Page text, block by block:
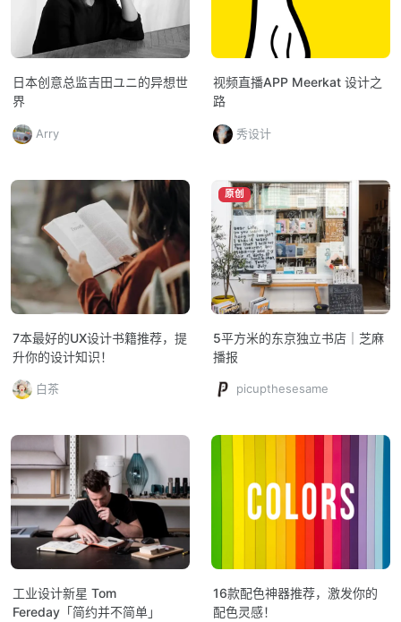
日本创意总监吉田ユニ的异想世
界
Arry
视频直播APP Meerkat 设计之
路
秀设计
7本最好的UX设计书籍推荐，提
升你的设计知识！
白茶
原创
5平方米的东京独立书店｜芝麻
播报
picupthesesame
工业设计新星 Tom
Fereday「简约并不简单」
16款配色神器推荐，激发你的
配色灵感！